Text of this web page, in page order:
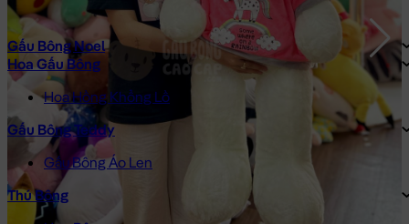
Gấu Bông Noel
Hoa Gấu Bông
Hoa Hồng Khổng Lồ
Gấu Bông Teddy
Gấu Bông Áo Len
Thú Bông